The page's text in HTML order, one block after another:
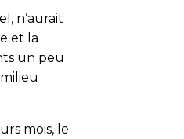
n’aurait
et la
un peu
mois, le